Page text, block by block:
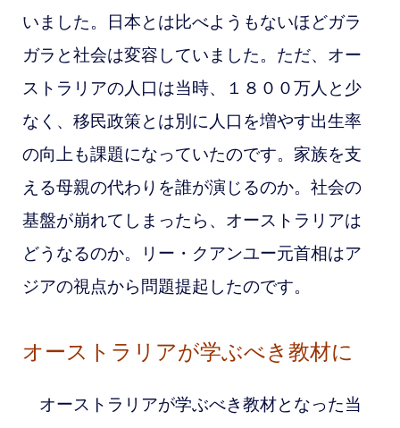
いました。日本とは比べようもないほどガラ
ガラと社会は変容していました。ただ、オー
ストラリアの人口は当時、１８００万人と少
なく、移民政策とは別に人口を増やす出生率
の向上も課題になっていたのです。家族を支
える母親の代わりを誰が演じるのか。社会の
基盤が崩れてしまったら、オーストラリアは
どうなるのか。リー・クアンユー元首相はア
ジアの視点から問題提起したのです。
オーストラリアが学ぶべき教材に
オーストラリアが学ぶべき教材となった当